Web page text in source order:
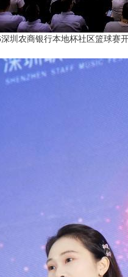
圳农商银行本地杯社区篮球赛